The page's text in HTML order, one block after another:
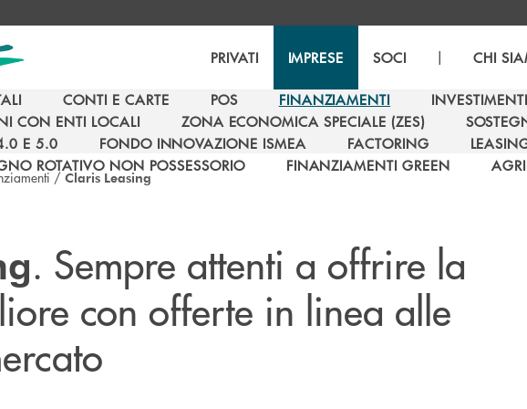
PRIVATI IMPRESE SOCI | CHI
CONTI E CARTE
CONTI E CARTE
POS
POS
FINANZIAMENTI
FINANZIAMENTI
INVESTIMENTI
INVESTIMENTI
CON ENTI LOCALI
CON ENTI LOCALI
ZONA ECONOMICA SPECIALE (ZES)
ZONA ECONOMICA SPECIALE (ZES)
E 5.0
E 5.0
FONDO INNOVAZIONE ISMEA
FONDO INNOVAZIONE ISMEA
FACTORING
FACTORING
ROTATIVO NON POSSESSORIO
ROTATIVO NON POSSESSORIO
FINANZIAMENTI GREEN
/ Claris Leasing
. Sempre attenti a offrire la
con offerte in linea alle